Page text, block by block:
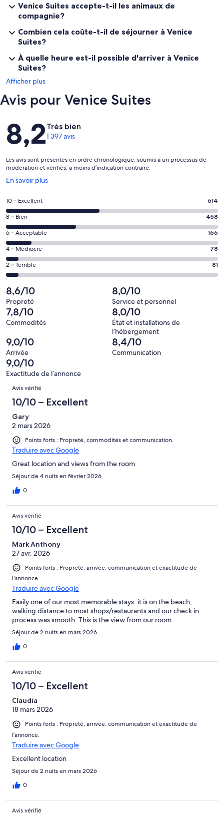
Venice Suites accepte-t-il les animaux de
compagnie?
Combien cela coûte-t-il de séjourner à Venice
Suites?
À quelle heure est-il possible d'arriver à Venice
Suites?
Afficher plus
Avis pour Venice Suites
Avis
8,2Très bien
1 397 avis
Les avis sont présentés en ordre chronologique, soumis à un processus de
modération et vérifiés, à moins d’indication contraire.
En savoir plus
S’ouvre
une
nouvelle
fenêtre
Note
de 10
–
Excellent,
d’après
614 avis
sur 1397.
10 – Excellent 614
Note
de 8
–
Bien,
d’après
458 avis
8 – Bien 458
Note
de 6
–
Acceptable,
d’après
166 avis
sur 1397.
6 – Acceptable 166
Note
de 4
–
d’après
78 avis
sur 1397.
4 – Médiocre 78
Note
de 2
–
Terrible,
d’après
81 avis
2 – Terrible 81
8,6/10
Propreté
8,0/10
Service et personnel
7,8/10
Commodités
8,0/10
État et installations de
l’hébergement
9,0/10
Arrivée
8,4/10
Communication
9,0/10
Exactitude de l’annonce
Avis
Avis vérifié
10/10 – Excellent
Gary
2 mars 2026
Points forts : Propreté, commodités et communication.
Traduire avec Google
Great location and views from the room
Séjour de 4 nuits en février 2026
0
Avis vérifié
10/10 – Excellent
Mark Anthony
27 avr. 2026
Points forts : Propreté, arrivée, communication et exactitude de
l’annonce.
Traduire avec Google
Easily one of our most memorable stays. it is on the beach,
walking distance to most shops/restaurants and our check in
process was smooth. This is the view from our room.
Séjour de 2 nuits en mars 2026
0
Avis vérifié
10/10 – Excellent
Claudia
18 mars 2026
Points forts : Propreté, arrivée, communication et exactitude de
l’annonce.
Traduire avec Google
Excellent location
Séjour de 2 nuits en mars 2026
0
Avis vérifié